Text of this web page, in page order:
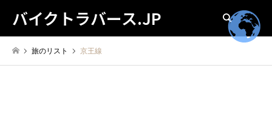
バイクトラバース.JP 検索
旅のリスト 京王線